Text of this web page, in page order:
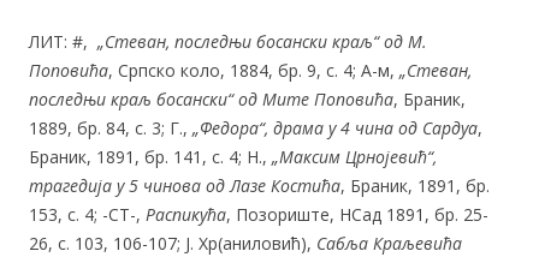
ЛИТ: #, „Стеван, последњи босански краљ“ од М.
Поповића, Српско коло, 1884, бр. 9, с. 4; А-м, „Стеван,
последњи краљ босански“ од Мите Поповића, Браник,
1889, бр. 84, с. 3; Г., „Федора“, драма у4 чина од Сардуа,
Браник, 1891, бр. 141, с. 4; Н., „Максим Црнојевић“,
трагедија у5 чинова од Лазе Костића, Браник, 1891, бр.
153, с. 4; -СТ-, Распикућа, Позориште, НСад 1891, бр. 25-
26, с. 103, 106-107; Ј. Хр(аниловић), Сабља Краљевића